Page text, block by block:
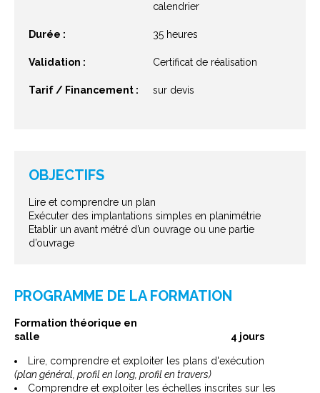
calendrier
Durée : 35 heures
Validation : Certificat de réalisation
Tarif / Financement : sur devis
OBJECTIFS
Lire et comprendre un plan
Exécuter des implantations simples en planimétrie
Etablir un avant métré d’un ouvrage ou une partie
d’ouvrage
PROGRAMME DE LA FORMATION
Formation théorique en
salle 4 jours
Lire, comprendre et exploiter les plans d'exécution
(plan général, profil en long, profil en travers)
Comprendre et exploiter les échelles inscrites sur les